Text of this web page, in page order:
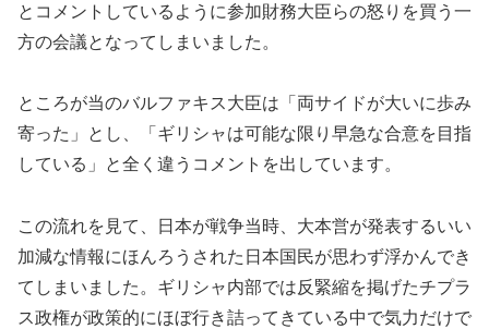
とコメントしているように参加財務大臣らの怒りを買う一
方の会議となってしまいました。
ところが当のバルファキス大臣は「両サイドが大いに歩み
寄った」とし、「ギリシャは可能な限り早急な合意を目指
している」と全く違うコメントを出しています。
この流れを見て、日本が戦争当時、大本営が発表するいい
加減な情報にほんろうされた日本国民が思わず浮かんでき
てしまいました。ギリシャ内部では反緊縮を掲げたチプラ
ス政権が政策的にほぼ行き詰ってきている中で気力だけで